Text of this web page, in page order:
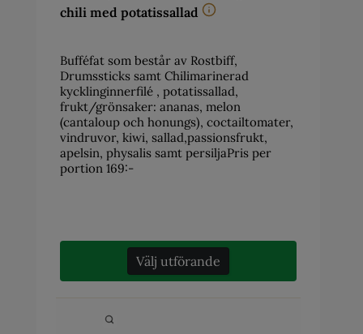
chili med potatissallad
Bufféfat som består av Rostbiff,
Drumssticks samt Chilimarinerad
kycklinginnerfilé , potatissallad,
frukt/grönsaker: ananas, melon
(cantaloup och honungs), coctailtomater,
vindruvor, kiwi, sallad,passionsfrukt,
apelsin, physalis samt persiljaPris per
portion 169:-
Välj utförande